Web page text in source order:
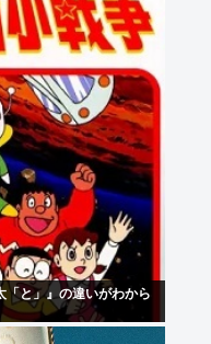
「と」』の違いがわから